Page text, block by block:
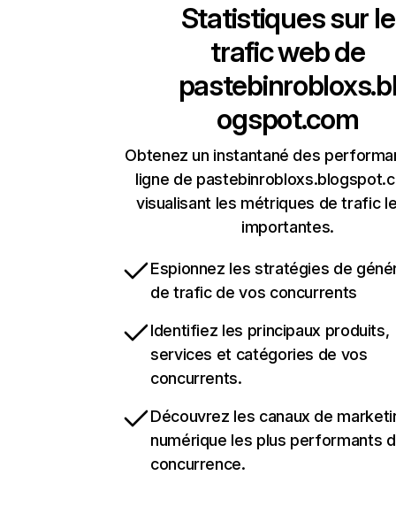
Statistiques sur le
trafic web de
ogspot.com
Obtenez un instantané des
ligne de
visualisant les métriques de trafic
importantes.
Espionnez les stratégies de
de trafic de vos concurrents
Identifiez les principaux produits,
services et catégories de vos
concurrents.
Découvrez les canaux de
numérique les plus performants
concurrence.